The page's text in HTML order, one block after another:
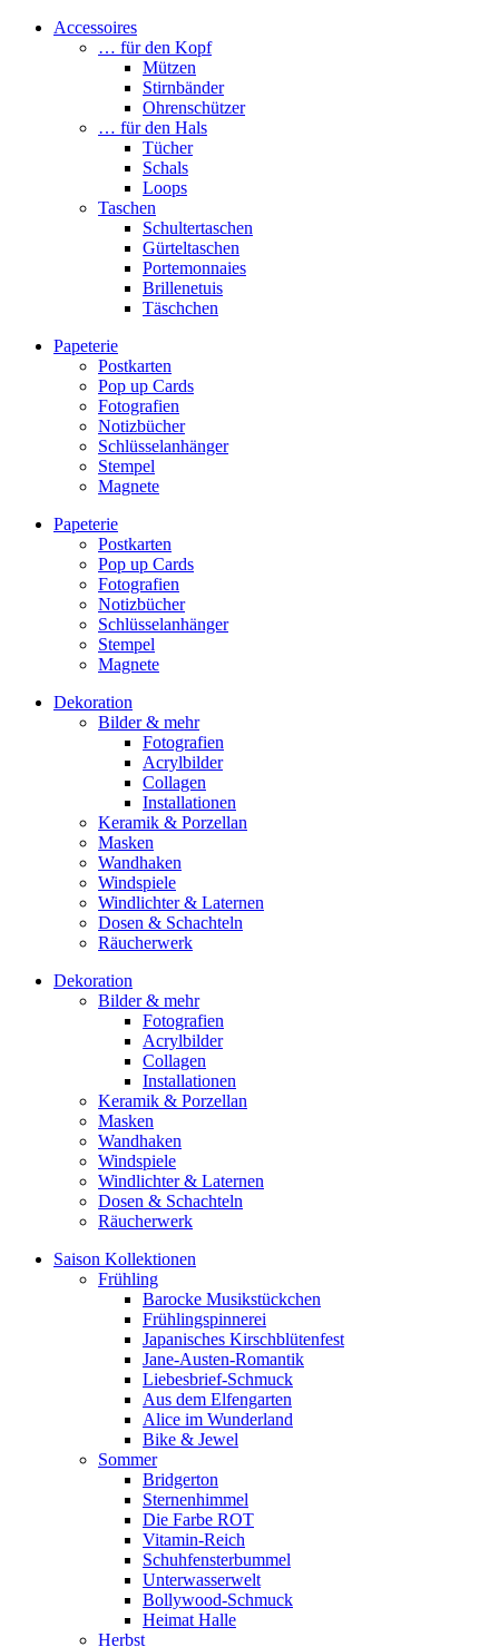
Accessoires
… für den Kopf
Mützen
Stirnbänder
Ohrenschützer
… für den Hals
Tücher
Schals
Loops
Taschen
Schultertaschen
Gürteltaschen
Portemonnaies
Brillenetuis
Täschchen
Papeterie
Postkarten
Pop up Cards
Fotografien
Notizbücher
Schlüsselanhänger
Stempel
Magnete
Papeterie
Postkarten
Pop up Cards
Fotografien
Notizbücher
Schlüsselanhänger
Stempel
Magnete
Dekoration
Bilder & mehr
Fotografien
Acrylbilder
Collagen
Installationen
Keramik & Porzellan
Masken
Wandhaken
Windspiele
Windlichter & Laternen
Dosen & Schachteln
Räucherwerk
Dekoration
Bilder & mehr
Fotografien
Acrylbilder
Collagen
Installationen
Keramik & Porzellan
Masken
Wandhaken
Windspiele
Windlichter & Laternen
Dosen & Schachteln
Räucherwerk
Saison Kollektionen
Frühling
Barocke Musikstückchen
Frühlingspinnerei
Japanisches Kirschblütenfest
Jane-Austen-Romantik
Liebesbrief-Schmuck
Aus dem Elfengarten
Alice im Wunderland
Bike & Jewel
Sommer
Bridgerton
Sternenhimmel
Die Farbe ROT
Vitamin-Reich
Schuhfensterbummel
Unterwasserwelt
Bollywood-Schmuck
Heimat Halle
Herbst